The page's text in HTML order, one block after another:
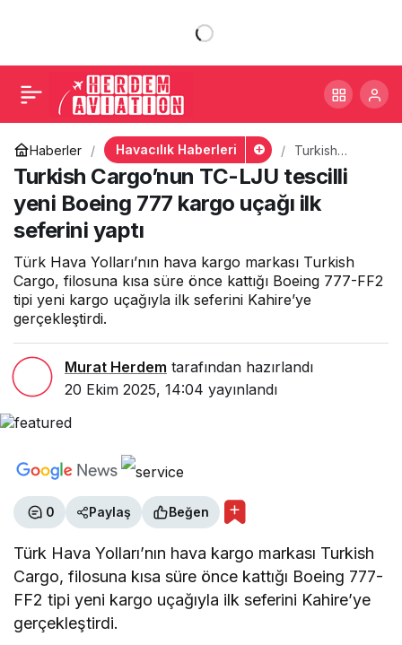
Haberler Havacılık Haberleri
Turkish
Cargo’nun
TC-LJU tescilli
yeni Boeing
777 kargo
Turkish Cargo’nun TC-LJU tescilli
yeni Boeing 777 kargo uçağı ilk
seferini yaptı
Türk Hava Yolları’nın hava kargo markası Turkish
Cargo, filosuna kısa süre önce kattığı Boeing 777-FF2
tipi yeni kargo uçağıyla ilk seferini Kahire’ye
gerçekleştirdi.
Murat Herdem tarafından hazırlandı
20 Ekim 2025, 14:04 yayınlandı
0 Paylaş Beğen
Türk Hava Yolları’nın hava kargo markası Turkish
Cargo, filosuna kısa süre önce kattığı Boeing 777-
FF2 tipi yeni kargo uçağıyla ilk seferini Kahire’ye
gerçekleştirdi.
LJU tescilli yeni Boeing
777 kargo uçağı ilk
seferini yaptı